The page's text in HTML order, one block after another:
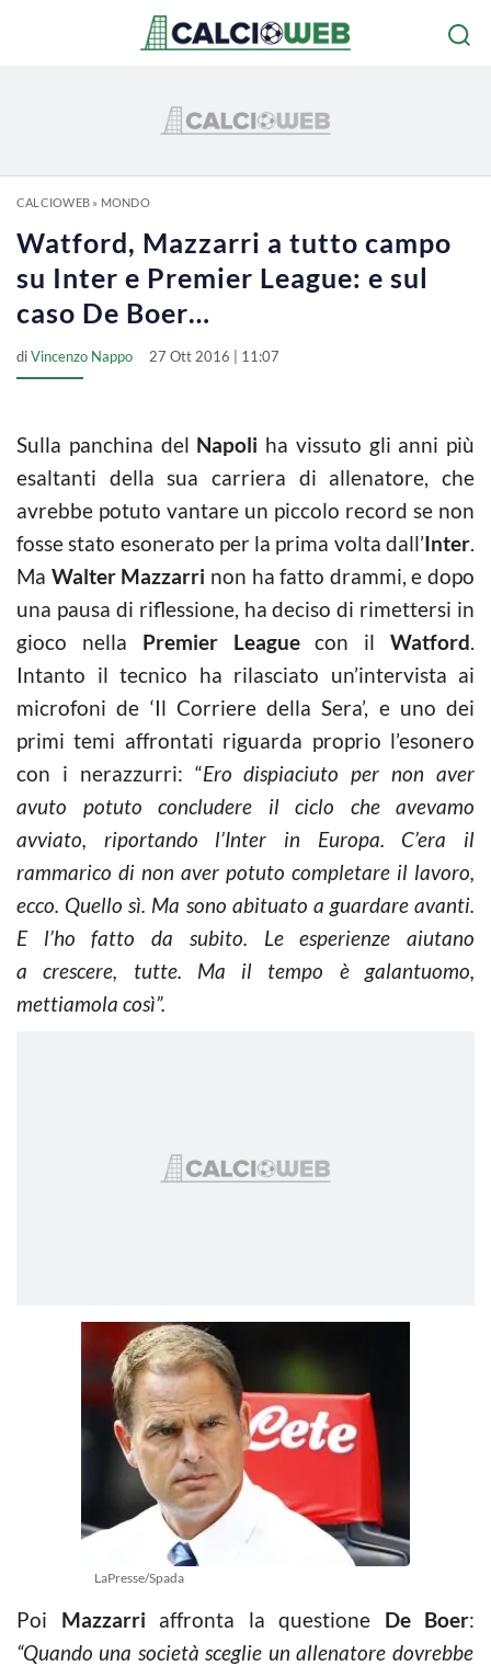
CALCIOWEB» MONDO
Watford, Mazzarri a tutto campo
su Inter e Premier League: e sul
caso De Boer…
diVincenzo Nappo 27 Ott 2016 | 11:07
Sulla panchina del Napoli ha vissuto gli anni più
esaltanti della sua carriera di allenatore, che
avrebbe potuto vantare un piccolo record se non
fosse stato esonerato per la prima volta dall’Inter.
Ma Walter Mazzarri non ha fatto drammi, e dopo
una pausa di riflessione, ha deciso di rimettersi in
gioco nella Premier Leaguecon ilWatford.
Intanto il tecnico ha rilasciato un’intervista ai
microfoni de ‘Il Corriere della Sera’, e uno dei
primi temi affrontati riguarda proprio l’esonero
con i nerazzurri: “Ero dispiaciuto per non aver
avuto potuto concludere il ciclo che avevamo
avviato, riportando l’Inter in Europa. C’era il
rammarico di non aver potuto completare il lavoro,
ecco. Quello sì. Ma sono abituato a guardare avanti.
E l’ho fatto da subito. Le esperienze aiutano
a crescere, tutte. Ma il tempo è galantuomo,
mettiamola così”.
LaPresse/Spada
Poi Mazzarri affronta la questione De Boer:
“Quando una società sceglie un allenatore dovrebbe